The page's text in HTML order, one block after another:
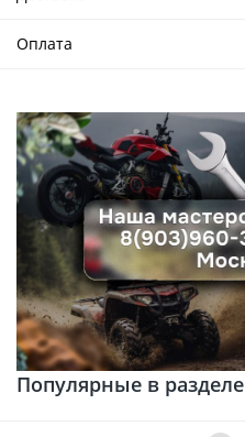
Оплата
Популярные в разделе